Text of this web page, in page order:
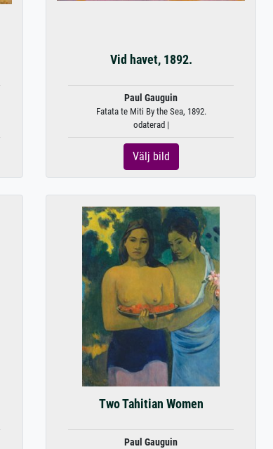
Vid havet, 1892.
Paul Gauguin
Fatata te Miti By the Sea, 1892.
odaterad |
Välj bild
Two Tahitian Women
Paul Gauguin